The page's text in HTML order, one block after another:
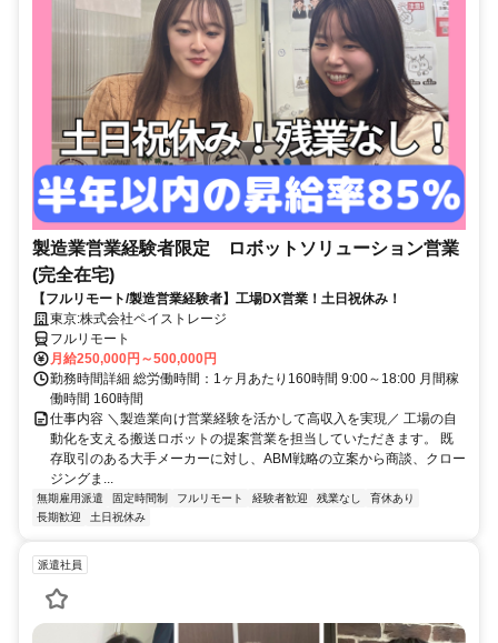
製造業営業経験者限定 ロボットソリューション営業
(完全在宅)
【フルリモート/製造営業経験者】工場DX営業！土日祝休み！
東京:株式会社ペイストレージ
フルリモート
月給250,000円～500,000円
勤務時間詳細 総労働時間：1ヶ月あたり160時間 9:00～18:00 月間稼
働時間 160時間
仕事内容 ＼製造業向け営業経験を活かして高収入を実現／ 工場の自
動化を支える搬送ロボットの提案営業を担当していただきます。 既
存取引のある大手メーカーに対し、ABM戦略の立案から商談、クロー
ジングま...
無期雇用派遣 固定時間制 フルリモート 経験者歓迎 残業なし
育休あり
長期歓迎
土日祝休み
派遣社員